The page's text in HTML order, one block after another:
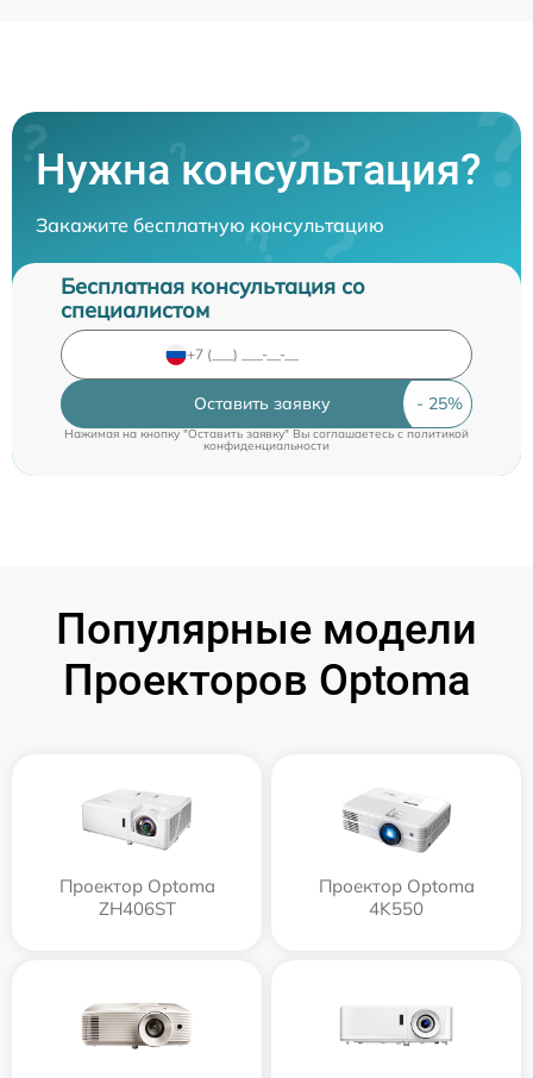
Нужна консультация?
Закажите бесплатную консультацию
Бесплатная консультация со
специалистом
Оставить заявку
Нажимая на кнопку "Оставить заявку" Вы соглашаетесь cполитикой
конфиденциальности
Популярные модели
Проекторов Optoma
Проектор Optoma
ZH406ST
Проектор Optoma
4K550